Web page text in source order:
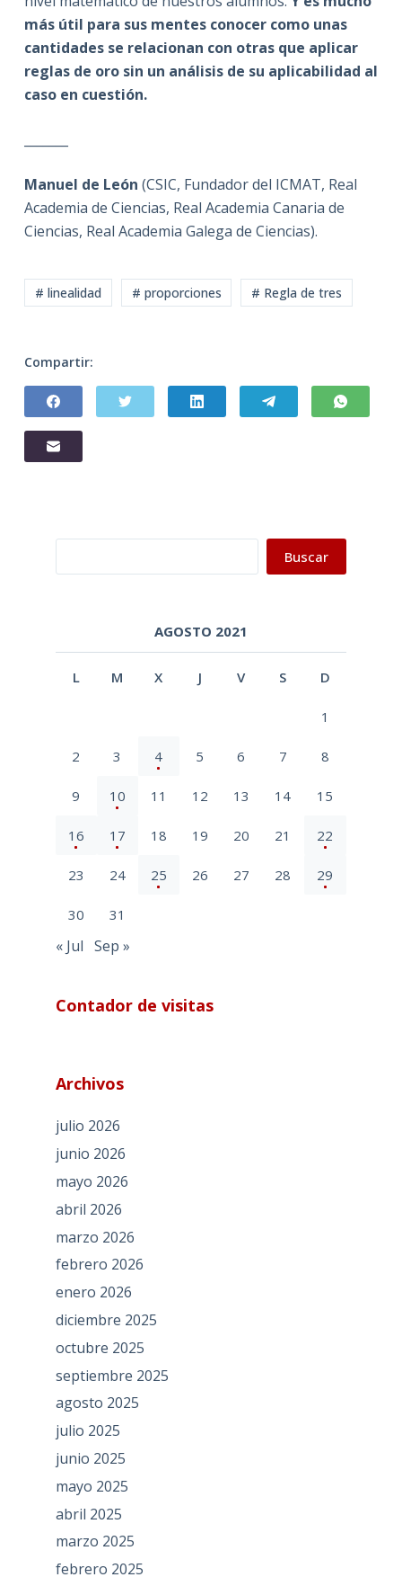
más útil para sus mentes conocer como unas
cantidades se relacionan con otras que aplicar
reglas de oro sin un análisis de su aplicabilidad al
caso en cuestión.
Manuel de León (CSIC, Fundador del ICMAT, Real
Academia de Ciencias, Real Academia Canaria de
Ciencias, Real Academia Galega de Ciencias).
# linealidad # proporciones # Regla de tres
Compartir:
Buscar
AGOSTO 2021
L M X J V S D
1
2 3 4 5 6 7 8
9 10 11 12 13 14 15
16 17 18 19 20 21 22
23 24 25 26 27 28 29
30 31
« Jul Sep »
Contador de visitas
Archivos
julio 2026
junio 2026
mayo 2026
abril 2026
marzo 2026
febrero 2026
enero 2026
diciembre 2025
octubre 2025
septiembre 2025
agosto 2025
julio 2025
junio 2025
mayo 2025
abril 2025
marzo 2025
febrero 2025